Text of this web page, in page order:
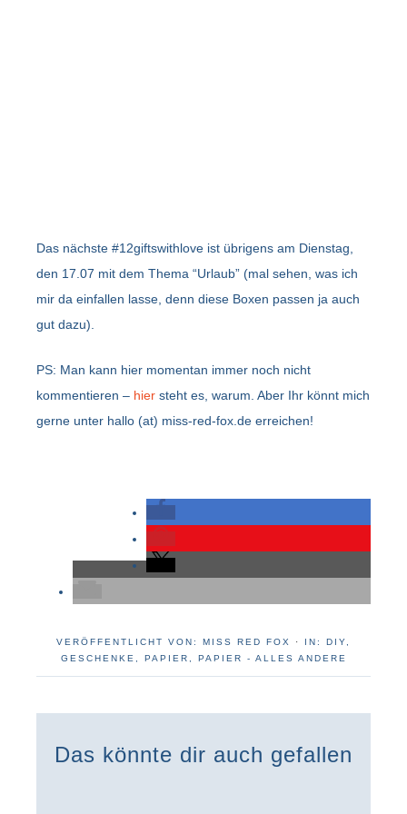
Das nächste #12giftswithlove ist übrigens am Dienstag,
den 17.07 mit dem Thema “Urlaub” (mal sehen, was ich
mir da einfallen lasse, denn diese Boxen passen ja auch
gut dazu).
PS: Man kann hier momentan immer noch nicht
kommentieren – hier steht es, warum. Aber Ihr könnt mich
gerne unter hallo (at) miss-red-fox.de erreichen!
VERÖFFENTLICHT VON: MISS RED FOX · IN: DIY
GESCHENKE
PAPIER PAPIER - ALLES ANDERE
Das könnte dir auch gefallen